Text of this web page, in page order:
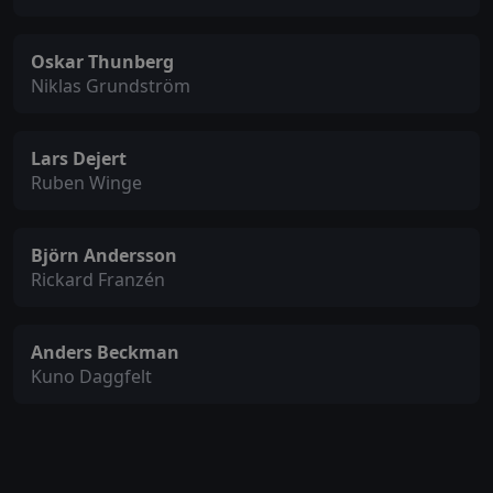
Oskar Thunberg
Niklas Grundström
Lars Dejert
Ruben Winge
Björn Andersson
Rickard Franzén
Anders Beckman
Kuno Daggfelt